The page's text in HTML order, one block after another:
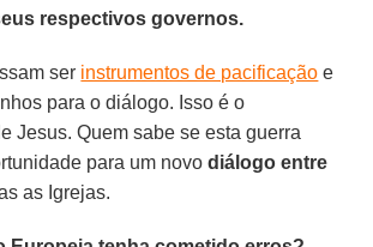
respectivos governos.
ser instrumentos de pacificação e
para o diálogo. Isso é o
Jesus. Quem sabe se esta guerra
para um novodiálogo entre
as Igrejas.